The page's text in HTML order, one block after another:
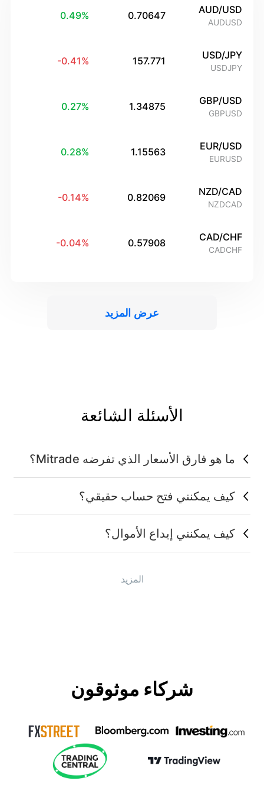
AUD/USD
AUDUSD
0.70647
0.49%
USD/JPY
USDJPY
157.771
-0.41%
GBP/USD
GBPUSD
1.34875
0.27%
EUR/USD
EURUSD
1.15563
0.28%
NZD/CAD
NZDCAD
0.82069
-0.14%
CAD/CHF
CADCHF
0.57908
-0.04%
عرض المزيد
الأسئلة الشائعة
ما هو فارق الأسعار الذي تفرضه Mitrade؟
كيف يمكنني فتح حساب حقيقي؟
كيف يمكنني إيداع الأموال؟
المزيد
شركاء موثوقون